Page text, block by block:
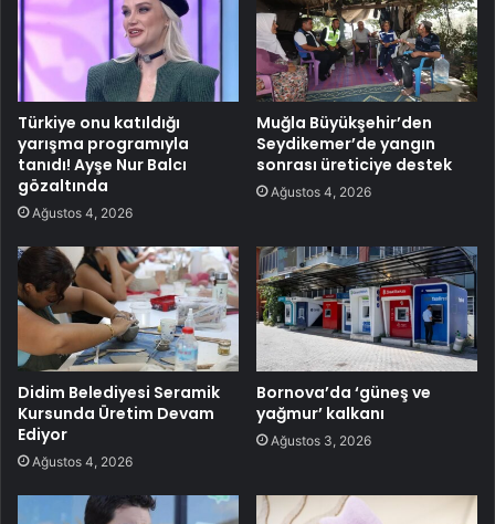
Türkiye onu katıldığı
yarışma programıyla
tanıdı! Ayşe Nur Balcı
gözaltında
Ağustos 4, 2026
Muğla Büyükşehir’den
Seydikemer’de yangın
sonrası üreticiye destek
Ağustos 4, 2026
Didim Belediyesi Seramik
Kursunda Üretim Devam
Ediyor
Ağustos 4, 2026
Bornova’da ‘güneş ve
yağmur’ kalkanı
Ağustos 3, 2026